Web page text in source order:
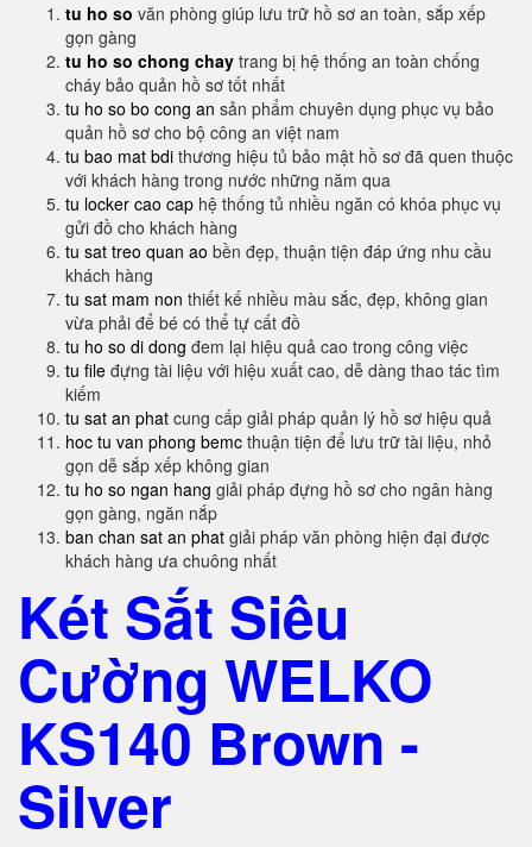
tu ho so văn phòng giúp lưu trữ hồ sơ an toàn, sắp xếp
gọn gàng
tu ho so chong chay trang bị hệ thống an toàn chống
cháy bảo quản hồ sơ tốt nhất
tu ho so bo cong an sản phẩm chuyên dụng phục vụ bảo
quản hồ sơ cho bộ công an việt nam
tu bao mat bdi thương hiệu tủ bảo mật hồ sơ đã quen thuộc
với khách hàng trong nước những năm qua
tu locker cao cap hệ thống tủ nhiều ngăn có khóa phục vụ
gửi đồ cho khách hàng
tu sat treo quan ao bền đẹp, thuận tiện đáp ứng nhu cầu
khách hàng
tu sat mam non thiết kế nhiều màu sắc, đẹp, không gian
vừa phải để bé có thể tự cất đồ
tu ho so di dong đem lại hiệu quả cao trong công việc
tu file đựng tài liệu với hiệu xuất cao, dễ dàng thao tác tìm
kiếm
tu sat an phat cung cấp giải pháp quản lý hồ sơ hiệu quả
hoc tu van phong bemc thuận tiện để lưu trữ tài liệu, nhỏ
gọn dễ sắp xếp không gian
tu ho so ngan hang giải pháp đựng hồ sơ cho ngân hàng
gọn gàng, ngăn nắp
ban chan sat an phat giải pháp văn phòng hiện đại được
khách hàng ưa chuông nhất
Két Sắt Siêu
Cường WELKO
KS140 Brown -
Silver